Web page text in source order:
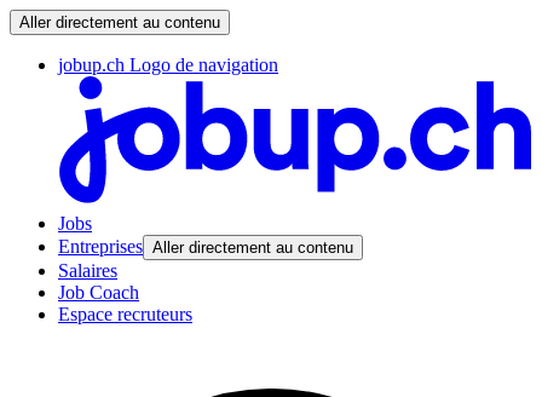
Aller directement au contenu
jobup.ch Logo de navigation
Jobs
Entreprises Aller directement au contenu
Salaires
Job Coach
Espace recruteurs